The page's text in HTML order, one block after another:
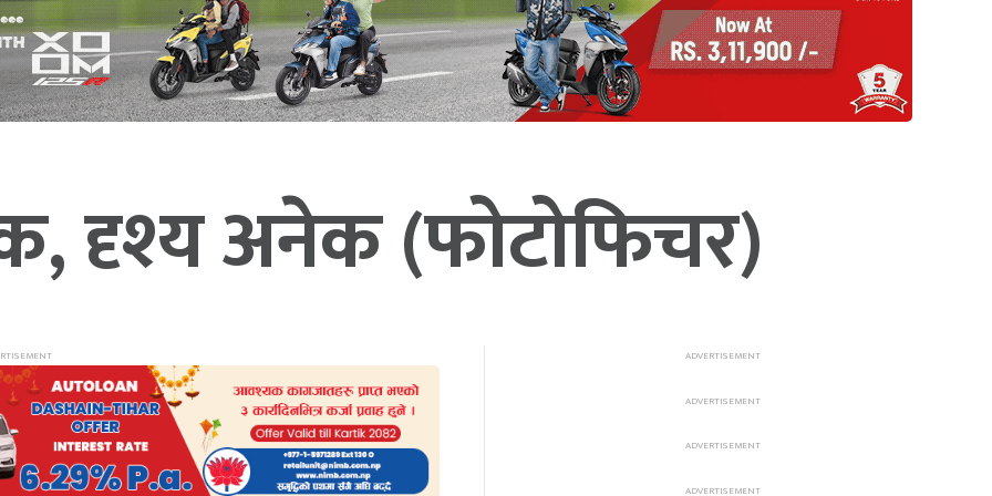
दृश्य अनेक (फोटोफिचर)